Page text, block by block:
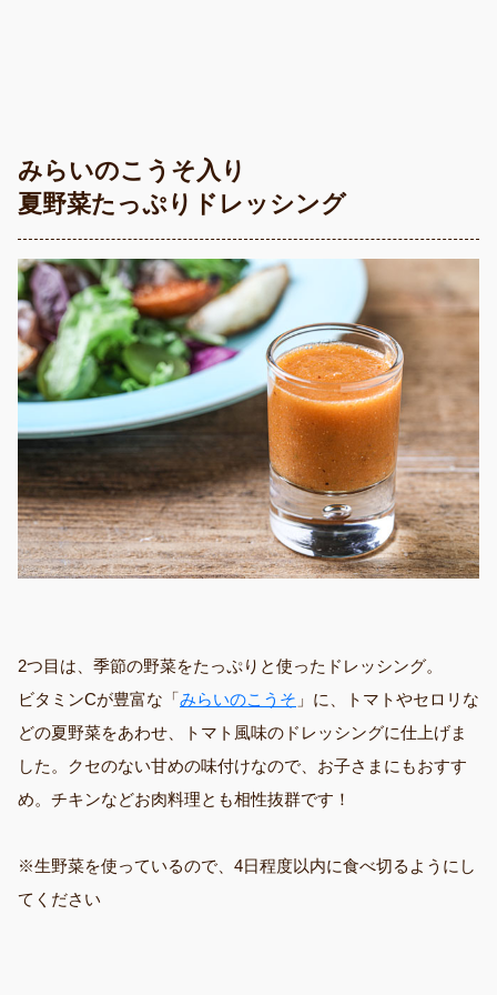
みらいのこうそ入り
夏野菜たっぷりドレッシング
2つ目は、季節の野菜をたっぷりと使ったドレッシング。
ビタミンCが豊富な「みらいのこうそ 」に、トマトやセロリな
どの夏野菜をあわせ、トマト風味のドレッシングに仕上げま
した。クセのない甘めの味付けなので、お子さまにもおすす
め。チキンなどお肉料理とも相性抜群です！
※生野菜を使っているので、4日程度以内に食べ切るようにし
てください